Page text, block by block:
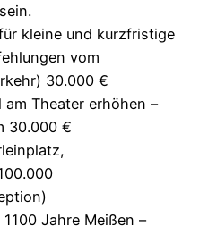
kleine und kurzfristige
vom
30.000 €
Theater erhöhen –
30.000 €
Jahre Meißen –